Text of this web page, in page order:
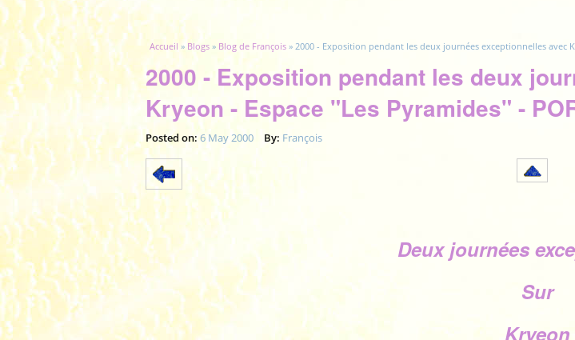
Vous êtes ici
Accueil » Blogs » Blog de François » 2000 - Exposition pendant les deux journées exceptionnelles avec
2000 - Exposition pendant les deux
Kryeon - Espace "Les Pyramides" -
Posted on: 6 May 2000 By: François
Deux journées
Sur
Kryeon